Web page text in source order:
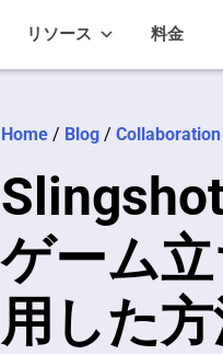
リソース 料金
Home / Blog / Collaboration
ゲーム
用した